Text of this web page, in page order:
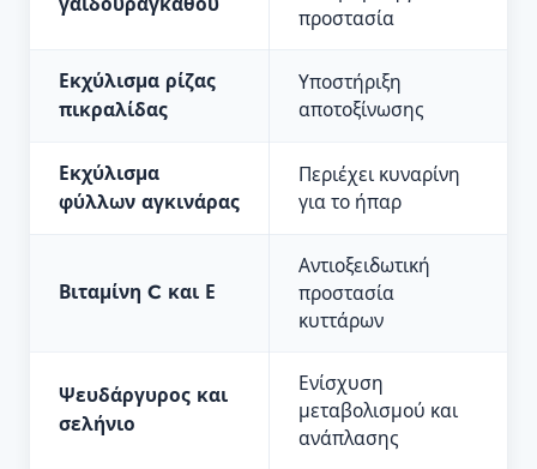
προστασία
Εκχύλισμα ρίζας
πικραλίδας
Υποστήριξη
αποτοξίνωσης
Εκχύλισμα
φύλλων αγκινάρας
Περιέχει κυναρίνη
για το ήπαρ
Βιταμίνη C και Ε
Αντιοξειδωτική
προστασία
κυττάρων
Ψευδάργυρος και
σελήνιο
Ενίσχυση
μεταβολισμού και
ανάπλασης